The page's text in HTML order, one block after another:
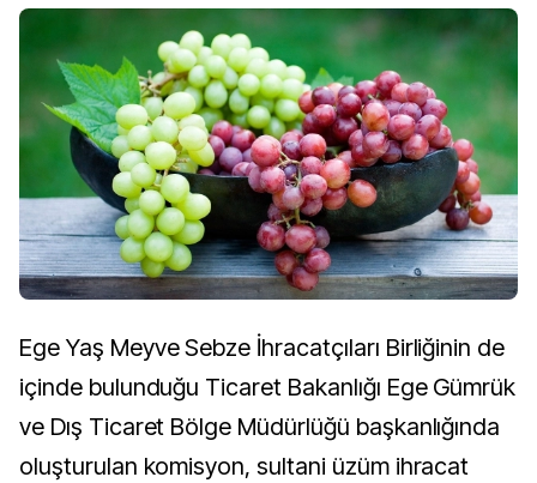
Ege Yaş Meyve Sebze İhracatçıları Birliğinin de
içinde bulunduğu Ticaret Bakanlığı Ege Gümrük
ve Dış Ticaret Bölge Müdürlüğü başkanlığında
oluşturulan komisyon, sultani üzüm ihracat